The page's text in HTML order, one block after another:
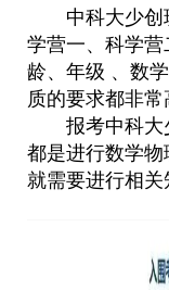
中科大少创
学营一、科学
龄、年级 、数
质的要求都非常
报考中科大
都是进行数学
就需要进行相关